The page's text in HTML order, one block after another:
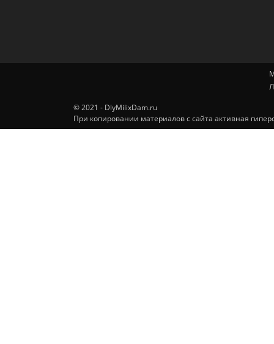
© 2021 - DlyMilixDam.ru
При копировании материалов с сайта активная